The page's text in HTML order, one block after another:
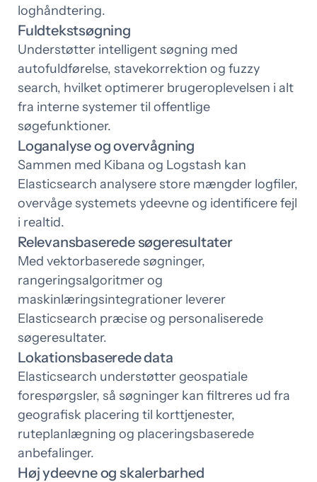
loghåndtering.
Fuldtekstsøgning
Understøtter intelligent søgning med
autofuldførelse, stavekorrektion og fuzzy
search, hvilket optimerer brugeroplevelsen i alt
fra interne systemer til offentlige
søgefunktioner.
Loganalyse og overvågning
Sammen med Kibana og Logstash kan
Elasticsearch analysere store mængder logfiler,
overvåge systemets ydeevne og identificere fejl
i realtid.
Relevansbaserede søgeresultater
Med vektorbaserede søgninger,
rangeringsalgoritmer og
maskinlæringsintegrationer leverer
Elasticsearch præcise og personaliserede
søgeresultater.
Lokationsbaserede data
Elasticsearch understøtter geospatiale
forespørgsler, så søgninger kan filtreres ud fra
geografisk placering til korttjenester,
ruteplanlægning og placeringsbaserede
anbefalinger.
Høj ydeevne og skalerbarhed